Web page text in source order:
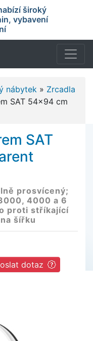
široký
vybavení
nábytek » Zrcadla
SAT 54x94 cm
SAT
prosvícený;
4000 a 6
proti stříkající
šířku
dotaz